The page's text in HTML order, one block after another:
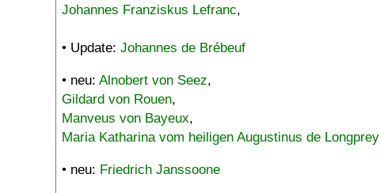
Johannes Franziskus Lefranc,
• Update: Johannes de Brébeuf
• neu: Alnobert von Seez,
Gildard von Rouen,
Manveus von Bayeux,
Maria Katharina vom heiligen Augustinus de Longprey
• neu: Friedrich Janssoone